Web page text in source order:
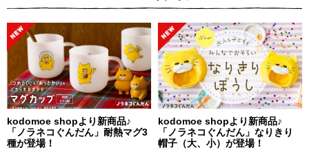
kodomoe shopより新商品♪
「ノラネコぐんだん」耐熱マグ3
種が登場！
kodomoe shopより新商品♪
「ノラネコぐんだん」なりきり
帽子（大、小）が登場！